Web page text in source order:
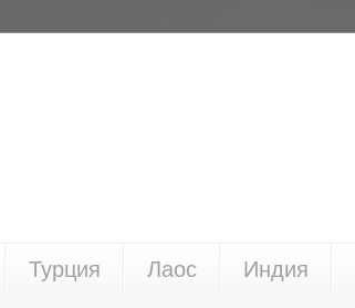
Турция Лаос Индия